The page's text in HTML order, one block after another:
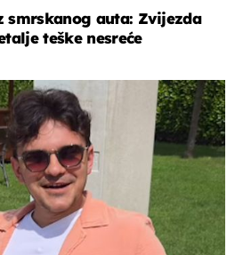
smrskanog auta: Zvijezda
teške nesreće